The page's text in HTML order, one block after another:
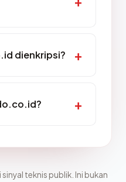
dienkripsi?
teknis publik. Ini bukan